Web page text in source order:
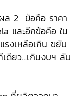
ผล 2 ข้อคือ ราคา
และอีกข้อคือ ใน
รงเหลือเกิน ขยับ
ดียว…เกินงบฯ ลับ